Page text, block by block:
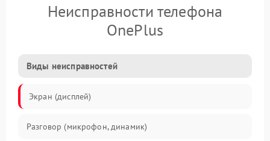
Неисправности телефона
OnePlus
Виды неисправностей
Экран (дисплей)
Разговор (микрофон, динамик)